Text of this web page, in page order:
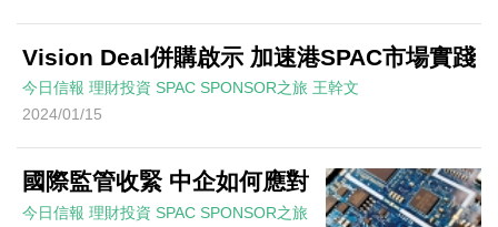
Vision Deal併購啟示 加速港SPAC市場實踐
今日信報 理財投資 SPAC SPONSOR之旅 王幹文
2024/01/15
國際監管收緊 中企如何應對
今日信報 理財投資 SPAC SPONSOR之旅